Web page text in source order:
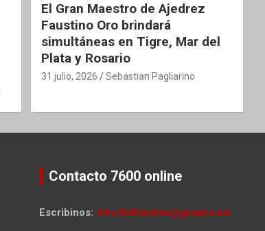
El Gran Maestro de Ajedrez
Faustino Oro brindará
simultáneas en Tigre, Mar del
Plata y Rosario
31 julio, 2026 Sebastian Pagliarino
Contacto 7600 online
Escribinos: info7600online@gmail.com